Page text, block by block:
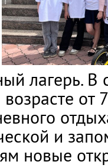
лагерь. В
от
и
новые